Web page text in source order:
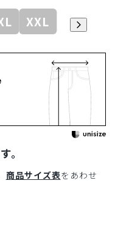
XXL
。
商品サイズ表をあわせ